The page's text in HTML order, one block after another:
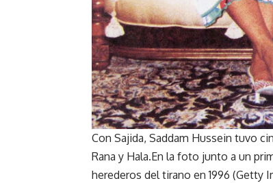
Con Sajida, Saddam Hussein tuvo
Rana y Hala.En la foto junto a un
herederos del tirano en 1996 (Getty